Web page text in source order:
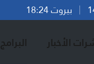
بيروت 18:24
الأخبار البرامج